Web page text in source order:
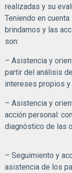
realizadas y su
Teniendo en
brindamos y las
son:
– Asistencia y
partir del análisis
intereses propios y
– Asistencia y
acción personal:
diagnóstico de las
– Seguimiento y
asistencia de los